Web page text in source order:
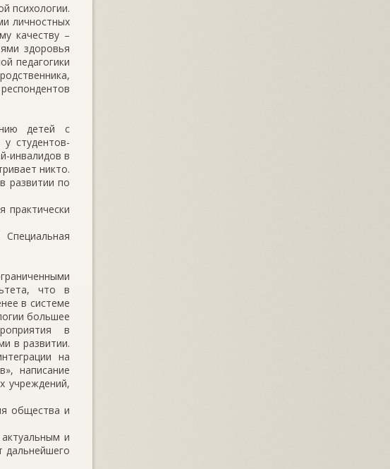
психологии.
личностных
качеству –
здоровья
педагогики
детей с
студентов-
инвалидов в
никто.
развитии по
практически
что в
в системе
большее
в
в развитии.
на
написание
учреждений,
общества и
и
дальнейшего